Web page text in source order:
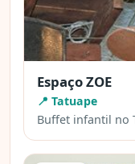
Espaço ZOE
📍 Tatuape
Buffet infantil no